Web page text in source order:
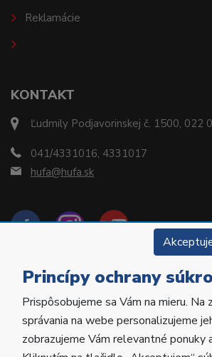
KONTAKT
Ľudmily Podjavorinskej č. 1500, 022
041/4331016, 4331017
hufa@hufa.sk
Reklamácie
Copyright © 2022 Hu-Fa Dental
vyhradené.
Princípy ochrany
Prispôsobujeme sa Vám na mieru. Na
správania na webe personalizujeme
zobrazujeme Vám relevantné ponuky